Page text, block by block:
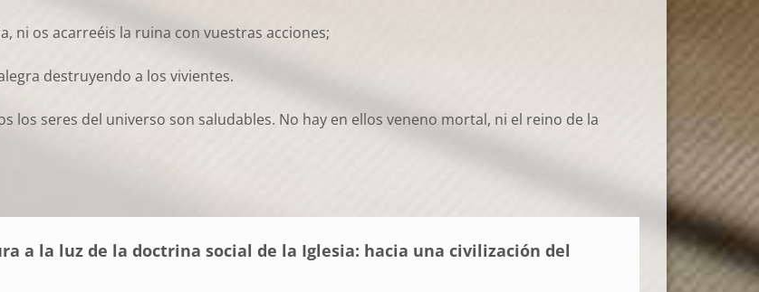
ni os acarreéis la ruina con vuestras acciones;
destruyendo a los vivientes.
los seres del universo son saludables. No hay en ellos veneno mortal, ni el reino de la
a la luz de la doctrina social de la Iglesia: hacia una civilización del